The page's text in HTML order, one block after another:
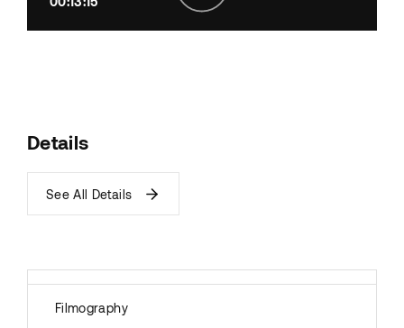
Details
See All Details
Filmography